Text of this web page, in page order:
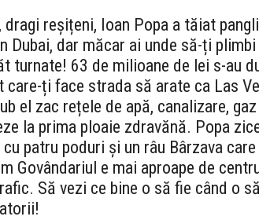
dragi reșițeni, Ioan Popa a tăiat
Dubai, dar măcar ai unde să-ți
turnate! 63 de milioane de lei s-au
care-ți face strada să arate ca Las
el zac rețele de apă, canalizare,
la prima ploaie zdravănă. Popa
cu patru poduri și un râu Bârzava
Govândariul e mai aproape de
Să vezi ce bine o să fie când o